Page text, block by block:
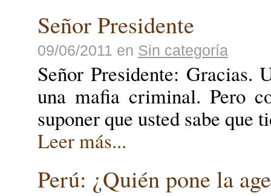
Señor Presidente
09/06/2011 en Sin categoría
Señor Presidente: Gracias.
una mafia criminal. Pero
suponer que usted sabe
Leer más...
Perú: ¿Quién pone la